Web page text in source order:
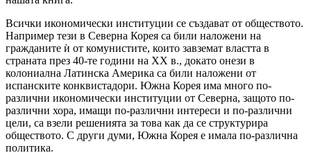
Всички икономически институции се създават от обществото.
Например тези в Северна Корея са били наложени на
гражданите ѝ от комунистите, които завземат властта в
страната през 40-те години на XX в., докато онези в
колониална Латинска Америка са били наложени от
испанските конквистадори. Южна Корея има много по-
различни икономически институции от Северна, защото по-
различни хора, имащи по-различни интереси и по-различни
цели, са взели решенията за това как да се структурира
обществото. С други думи, Южна Корея е имала по-различна
политика.